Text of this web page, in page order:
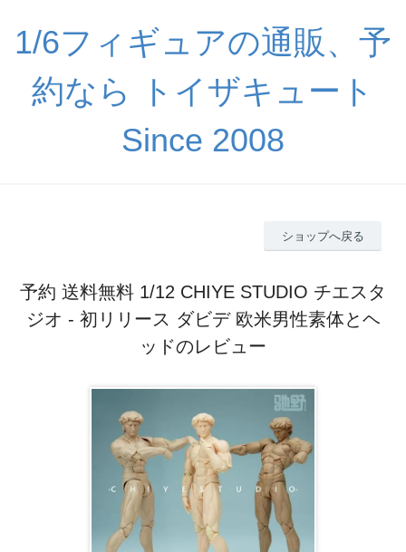
1/6フィギュアの通販、予
約なら トイザキュート
Since 2008
ショップへ戻る
予約 送料無料 1/12 CHIYE STUDIO チエスタ
ジオ - 初リリース ダビデ 欧米男性素体とヘ
ッドのレビュー